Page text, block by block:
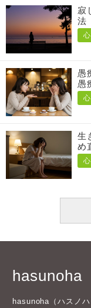
寂
法
愚
愚
生
め
hasunoha
hasunoha（ハスノ